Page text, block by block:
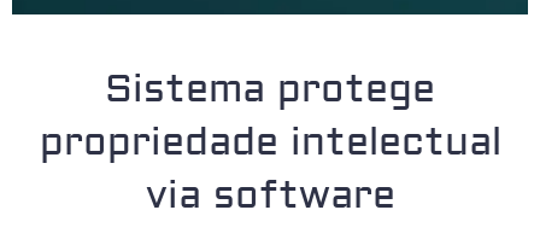
Sistema protege
propriedade intelectual
via software